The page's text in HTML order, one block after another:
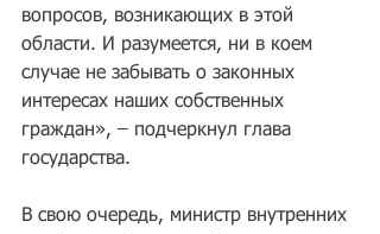
вопросов, возникающих в этой
области. И разумеется, ни в коем
случае не забывать о законных
интересах наших собственных
граждан», – подчеркнул глава
государства.
В свою очередь, министр внутренних